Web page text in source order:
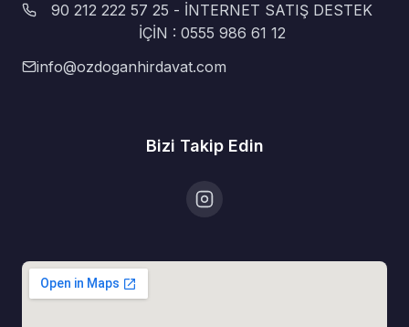
90 212 222 57 25 - İNTERNET SATIŞ DESTEK
İÇİN : 0555 986 61 12
info@ozdoganhirdavat.com
Bizi Takip Edin